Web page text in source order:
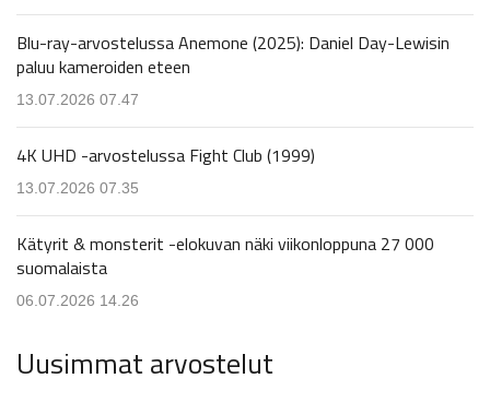
Blu-ray-arvostelussa Anemone (2025): Daniel Day-Lewisin
paluu kameroiden eteen
13.07.2026 07.47
4K UHD -arvostelussa Fight Club (1999)
13.07.2026 07.35
Kätyrit & monsterit -elokuvan näki viikonloppuna 27 000
suomalaista
06.07.2026 14.26
Uusimmat arvostelut